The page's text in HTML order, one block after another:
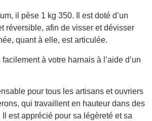
il pèse 1 kg 350. Il est doté d’un
réversible, afin de visser et dévisser
quant à elle, est articulée.
à votre harnais à l’aide d’un
pour tous les artisans et ouvriers
qui travaillent en hauteur dans des
est apprécié pour sa légèreté et sa